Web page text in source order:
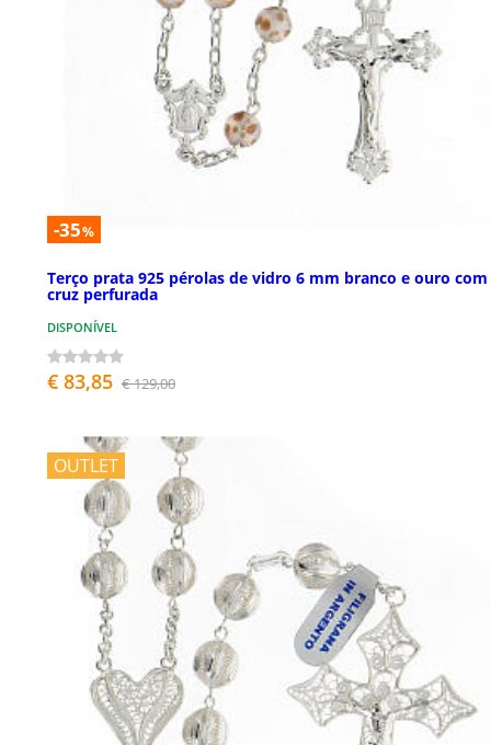
-35%
Terço prata 925 pérolas de vidro 6 mm branco e ouro com
cruz perfurada
DISPONÍVEL
€ 83,85 € 129,00
OUTLET